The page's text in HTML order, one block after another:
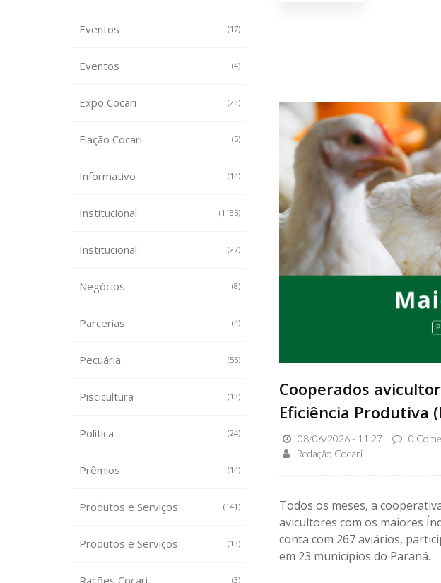
(17)
Eventos
(4)
Eventos
(23)
Expo Cocari
(5)
Fiação Cocari
(14)
Informativo
(1185)
Institucional
(27)
Institucional
(8)
Negócios
(4)
Parcerias
(55)
Pecuária
(13)
Piscicultura
(24)
Política
(14)
Prêmios
(141)
Produtos e Serviços
(13)
Produtos e Serviços
(3)
Rações Cocari
Cooperados
Eficiência Produtiva
08/06/2026 - 11:27 0
Redação Cocari
Todos os meses, a
avicultores com os maiores
conta com 267 aviários,
em 23 municípios do Paraná.